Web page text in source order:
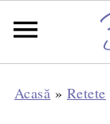
Acasă » Retete